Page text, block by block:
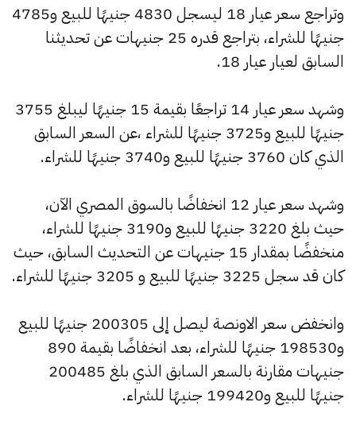
وتراجع سعر عيار 18 ليسجل 4830 جنيهًا للبيع و4785
جنيهًا للشراء، بتراجع قدره 25 جنيهات عن تحديثنا
السابق لعيار عيار 18.
وشهد سعر عيار 14 تراجعًا بقيمة 15 جنيهًا ليبلغ 3755
جنيهًا للبيع و3725 جنيهًا للشراء ،عن السعر السابق
الذي كان 3760 جنيهًا للبيع و3740 جنيهًا للشراء.
وشهد سعر عيار 12 انخفاضًا بالسوق المصري الآن،
حيث بلغ 3220 جنيهًا للبيع و3190 جنيهًا للشراء،
منخفضًا بمقدار 15 جنيهات عن التحديث السابق، حيث
كان قد سجل 3225 جنيهًا للبيع و 3205 جنيهًا للشراء.
وانخفض سعر الاونصة ليصل إلى 200305 جنيهًا للبيع
و198530 جنيهًا للشراء، بعد انخفاضًا بقيمة 890
جنيهات مقارنة بالسعر السابق الذي بلغ 200485
جنيهًا للبيع و199420 جنيهًا للشراء.